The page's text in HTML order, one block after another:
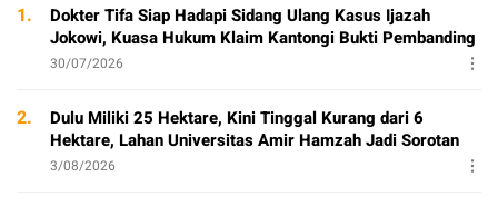
1.
Dokter Tifa Siap Hadapi Sidang Ulang Kasus Ijazah
Jokowi, Kuasa Hukum Klaim Kantongi Bukti Pembanding
30/07/2026
2.
Dulu Miliki 25 Hektare, Kini Tinggal Kurang dari 6
Hektare, Lahan Universitas Amir Hamzah Jadi Sorotan
3/08/2026